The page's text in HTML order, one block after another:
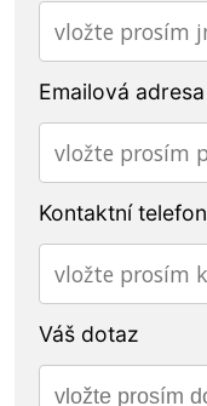
Emailová adresa
Kontaktní telefon
Váš dotaz